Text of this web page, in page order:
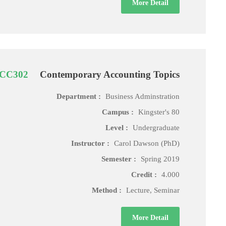
More Detail
Contemporary Accounting Topics
Department :
Business Adminstration
Campus :
Kingster's 80
Level :
Undergraduate
Instructor :
Carol Dawson (PhD)
Semester :
Spring 2019
Credit :
4.000
Method :
Lecture, Seminar
More Detail